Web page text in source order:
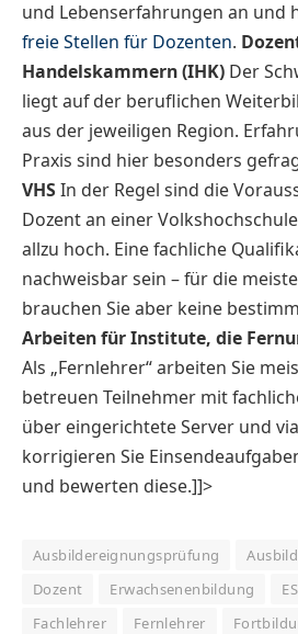
und Lebenserfahrungen an und
freie Stellen für Dozenten.
Handelskammern (IHK) Der
liegt auf der beruflichen
aus der jeweiligen Region.
Praxis sind hier besonders
VHSIn der Regel sind die
Dozent an einer
allzu hoch. Eine fachliche
nachweisbar sein – für die
brauchen Sie aber keine
Arbeiten für Institute, die
Als „Fernlehrer“ arbeiten Sie
betreuen Teilnehmer mit
über eingerichtete Server und
korrigieren Sie
und bewerten diese.]]>
Ausbildereignungsprüfung
Dozent
Erwachsenenbildung
Fachlehrer
Fernlehrer